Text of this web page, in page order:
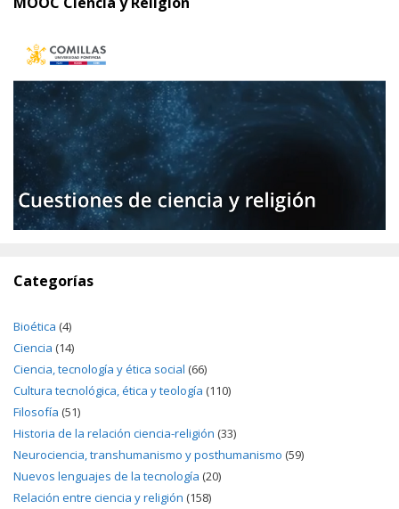
Categorías
Bioética (4)
Ciencia (14)
Ciencia, tecnología y ética social (66)
Cultura tecnológica, ética y teología (110)
Filosofía (51)
Historia de la relación ciencia-religión (33)
Neurociencia, transhumanismo y posthumanismo (59)
Nuevos lenguajes de la tecnología (20)
Relación entre ciencia y religión (158)